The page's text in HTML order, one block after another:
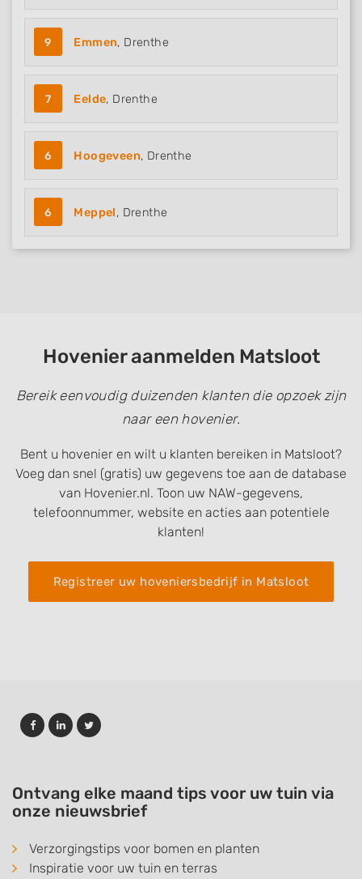
9 Emmen, Drenthe
7 Eelde, Drenthe
6 Hoogeveen, Drenthe
6 Meppel, Drenthe
Hovenier aanmelden Matsloot
Bereik eenvoudig duizenden klanten die opzoek zijn
naar een hovenier.
Bent u hovenier en wilt u klanten bereiken in Matsloot?
Voeg dan snel (gratis) uw gegevens toe aan de database
van Hovenier.nl. Toon uw NAW-gegevens,
telefoonnummer, website en acties aan potentiele
klanten!
Registreer uw hoveniersbedrijf in Matsloot
Ontvang elke maand tips voor uw tuin via
onze nieuwsbrief
Verzorgingstips voor bomen en planten
Inspiratie voor uw tuin en terras